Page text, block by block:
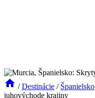
/ Destinácie / Španielsko
juhovýchode krajiny